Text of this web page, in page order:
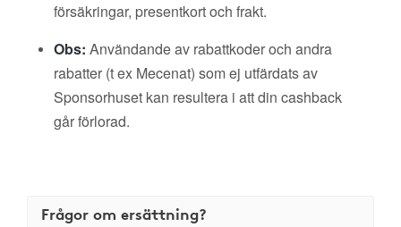
försäkringar, presentkort och frakt.
Obs: Användande av rabattkoder och andra
rabatter (t ex Mecenat) som ej utfärdats av
Sponsorhuset kan resultera i att din cashback
går förlorad.
Frågor om ersättning?